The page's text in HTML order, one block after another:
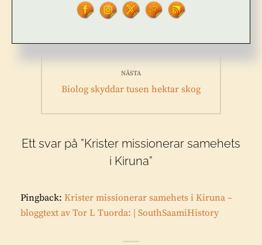
Föregående
Min video till låten Sveaskog
NÄSTA
Nästa
Biolog skyddar tusen hektar skog
Ett svar på ”Krister missionerar samehets
i Kiruna”
Pingback: Krister missionerar samehets i Kiruna –
bloggtext av Tor L Tuorda: | SouthSaamiHistory